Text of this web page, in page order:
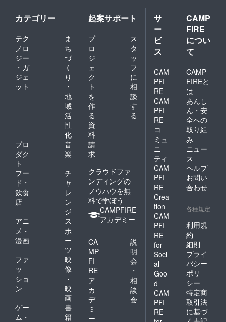
発＞年間50
回以上の研
修の実施
等、数々の
改革プロ
成功させ
る。
2007年から
は、取締役
会メンバー
として、会
社全体の経
営戦略策定
に携わる傍
ら、8年間の
長期にわた
り法人営業
本部長とし
て販売組織
を陣頭指
揮。IQOS世
界新発売に
向けて、業
界初となる
数々の斬新
なプロモー
ションを毎
カテゴリー
テク
ノロ
ジー
・ガ
ジェ
ット
ま
ち
づ
く
り
・
地
域
活
性
化
プロ
ダク
ト
音
楽
フー
ド・
飲食
店
チ
ャ
レ
ン
ジ
アニ
メ・
漫画
ス
ポ
ー
ツ
ファ
ッ
ショ
ン
映
像
・
映
画
ゲー
ム・
書
籍
起案サポート
プ
ロ
ジ
ェ
ク
ト
を
作
る
ス
タ
ッ
フ
に
相
談
す
る
資
料
請
求
クラウドファ
ンディングの
ノウハウを無
料で学ぼう
CAMPFIRE
アカデミー
CA
MP
FI
RE
ア
カ
デ
ミ
ー
説
明
会
・
相
談
会
サ
ー
ビ
ス
CAM
PFI
RE
CAM
PFI
RE
コ
ミュ
ニ
ティ
CAM
PFI
RE
Crea
tion
CAM
PFI
RE
for
Soci
al
Goo
d
CAM
PFI
RE
CAMP
FIRE
につい
て
CAMP
FIREと
は
あんし
ん・安
全への
取り組
み
ニュー
ス
ヘルプ
お問い
合わせ
各種規定
利用規
約
細則
プライ
バシー
ポリ
シー
特定商
取引法
に基づ